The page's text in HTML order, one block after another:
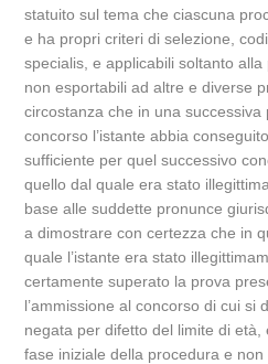
statuito sul tema che ciascuna
e ha propri criteri di selezione,
specialis, e applicabili soltanto
non esportabili ad altre e diverse
circostanza che in una
concorso l’istante abbia
sufficiente per quel successivo
quello dal quale era stato
base alle suddette pronunce
a dimostrare con certezza che in
quale l’istante era stato
certamente superato la prova
l’ammissione al concorso di cui si
negata per difetto del limite di età,
fase iniziale della procedura e